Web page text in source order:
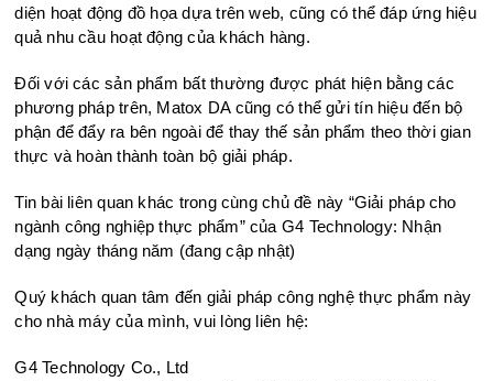
diện hoạt động đồ họa dựa trên web, cũng có thể đáp ứng hiệu
quả nhu cầu hoạt động của khách hàng.
Đối với các sản phẩm bất thường được phát hiện bằng các
phương pháp trên, Matox DA cũng có thể gửi tín hiệu đến bộ
phận để đẩy ra bên ngoài để thay thế sản phẩm theo thời gian
thực và hoàn thành toàn bộ giải pháp.
Tin bài liên quan khác trong cùng chủ đề này “Giải pháp cho
ngành công nghiệp thực phẩm” của G4 Technology: Nhận
dạng ngày tháng năm (đang cập nhật)
Quý khách quan tâm đến giải pháp công nghệ thực phẩm này
cho nhà máy của mình, vui lòng liên hệ:
G4 Technology Co., Ltd